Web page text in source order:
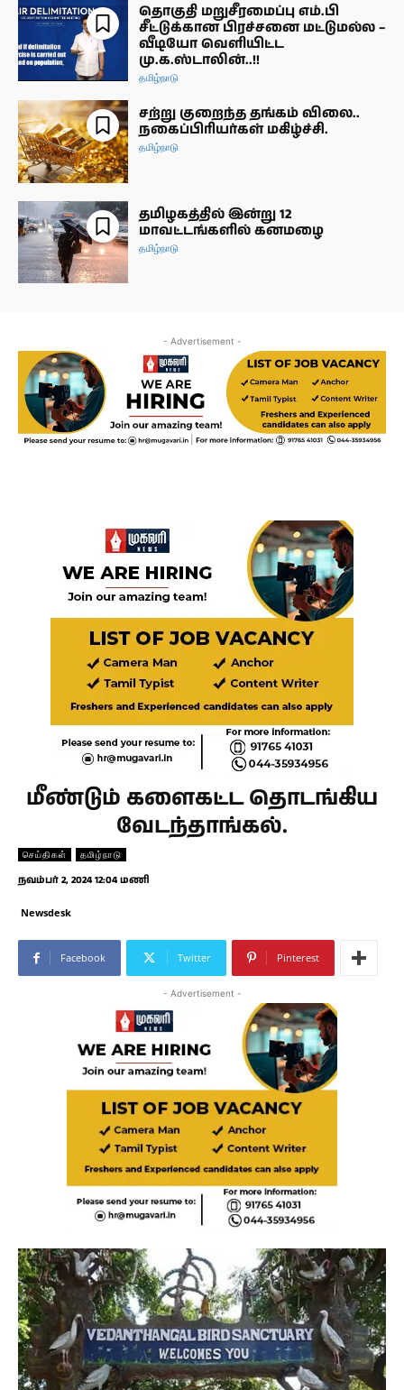
தொகுதி மறுசீரமைப்பு எம்.பி
சீட்டுக்கான பிரச்சனை மட்டுமல்ல –
வீடியோ வெளியிட்ட
மு.க.ஸ்டாலின்..!!
தமிழ்நாடு
சற்று குறைந்த தங்கம் விலை..
நகைப்பிரியர்கள் மகிழ்ச்சி.
தமிழ்நாடு
தமிழகத்தில் இன்று 12
மாவட்டங்களில் கனமழை
தமிழ்நாடு
- Advertisement -